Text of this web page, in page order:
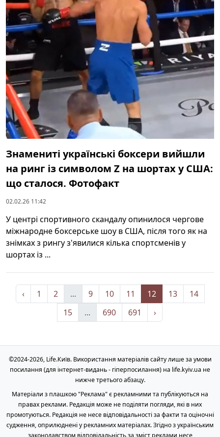
Знамениті українські боксери вийшли
на ринг із символом Z на шортах у США:
що сталося. Фотофакт
02.02.26 11:42
У центрі спортивного скандалу опинилося чергове
міжнародне боксерське шоу в США, після того як на
знімках з рингу з'явилися кілька спортсменів у
шортах із ...
‹ 1 2 ... 9 10 11 12 13
14
15
... 690 691 ›
©2024-2026, Life.Київ. Використання матеріалів сайту лише за умови
посилання (для інтернет-видань - гіперпосилання) на life.kyiv.ua не
нижче третього абзацу.
Матеріали з плашкою "Реклама" є рекламними та публікуються на
правах реклами. Редакція може не поділяти погляди, які в них
промотуються. Редакція не несе відповідальності за факти та оціночні
судження, оприлюднені у рекламних матеріалах. Згідно з українським
законодавством відповідальність за зміст реклами несе